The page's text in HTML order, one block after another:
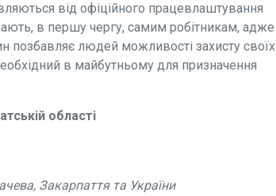
від офіційного працевлаштування
в першу чергу, самим робітникам, адже
позбавляє людей можливості захисту своїх
в майбутньому для призначення
області
Закарпаття та України